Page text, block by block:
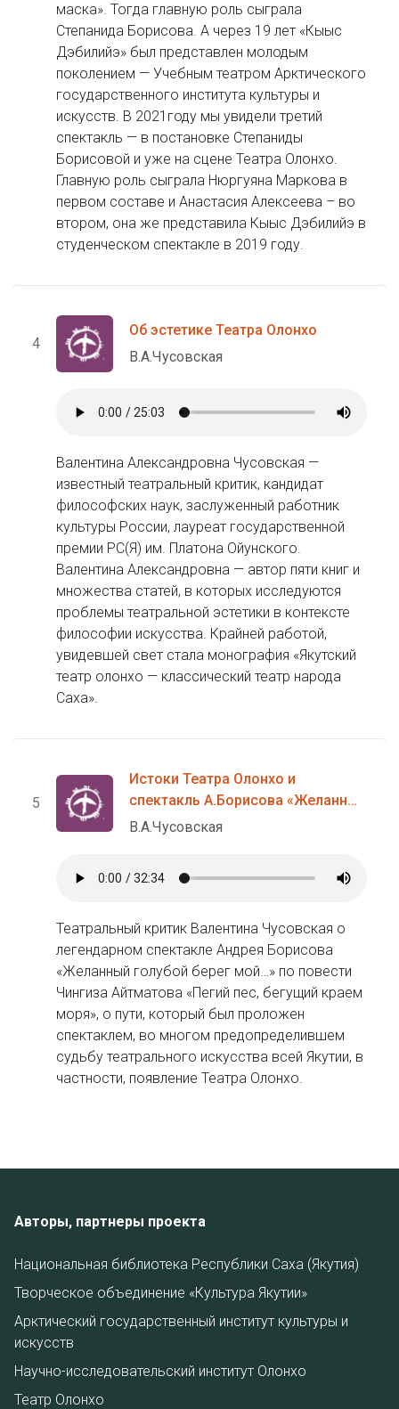
маска». Тогда главную роль сыграла
Степанида Борисова. А через 19 лет «Кыыс
Дэбилийэ» был представлен молодым
поколением — Учебным театром Арктического
государственного института культуры и
искусств. В 2021году мы увидели третий
спектакль — в постановке Степаниды
Борисовой и уже на сцене Театра Олонхо.
Главную роль сыграла Нюргуяна Маркова в
первом составе и Анастасия Алексеева – во
втором, она же представила Кыыс Дэбилийэ в
студенческом спектакле в 2019 году.
4
Об эстетике Театра Олонхо
В.А.Чусовская
Валентина Александровна Чусовская —
известный театральный критик, кандидат
философских наук, заслуженный работник
культуры России, лауреат государственной
премии РС(Я) им. Платона Ойунского.
Валентина Александровна — автор пяти книг и
множества статей, в которых исследуются
проблемы театральной эстетики в контексте
философии искусства. Крайней работой,
увидевшей свет стала монография «Якутский
театр олонхо — классический театр народа
Саха».
5
Истоки Театра Олонхо и
спектакль А.Борисова «Желанный
голубой берег мой…»
В.А.Чусовская
Театральный критик Валентина Чусовская о
легендарном спектакле Андрея Борисова
«Желанный голубой берег мой…» по повести
Чингиза Айтматова «Пегий пес, бегущий краем
моря», о пути, который был проложен
спектаклем, во многом предопределившем
судьбу театрального искусства всей Якутии, в
частности, появление Театра Олонхо.
Авторы, партнеры проекта
Национальная библиотека Республики Саха (Якутия)
Творческое объединение «Культура Якутии»
Арктический государственный институт культуры и
искусств
Научно-исследовательский институт Олонхо
Театр Олонхо